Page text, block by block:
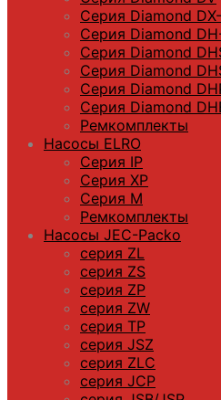
Серия Diamond
Серия Diamond
Серия Diamond
Серия Diamond
Серия Diamond
Серия Diamond
Ремкомплекты
Насосы ELRO
Серия IP
Серия XP
Серия M
Ремкомплекты
Насосы JEC-Packo
серия ZL
серия ZS
серия ZP
серия ZW
серия TP
серия JSZ
серия ZLC
серия JCP